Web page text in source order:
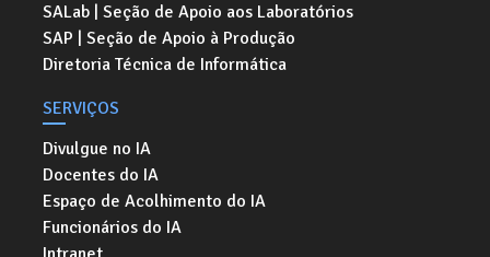
SALab | Seção de Apoio aos Laboratórios
SAP | Seção de Apoio à Produção
Diretoria Técnica de Informática
SERVIÇOS
Divulgue no IA
Docentes do IA
Espaço de Acolhimento do IA
Funcionários do IA